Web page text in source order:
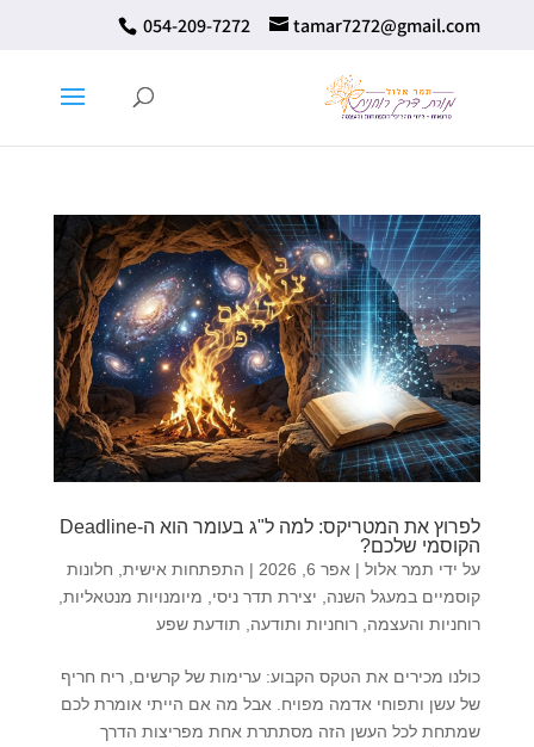
⁦ 054-209-7272⁩ tamar7272@gmail.com
לפרוץ את המטריקס: למה ל"ג בעומר הוא ה-Deadline
הקוסמי שלכם?
על ידי תמר אלול| אפר 6, 2026 | התפתחות אישית, חלונות
קוסמיים במעגל השנה
יצירת תדר ניסי מיומנויות מנטאליות,
רוחניות והעצמה רוחניות ותודעה תודעת שפע
כולנו מכירים את הטקס הקבוע: ערימות של קרשים, ריח חריף
של עשן ותפוחי אדמה מפויח. אבל מה אם הייתי אומרת לכם
שמתחת לכל העשן הזה מסתתרת אחת מפריצות הדרך